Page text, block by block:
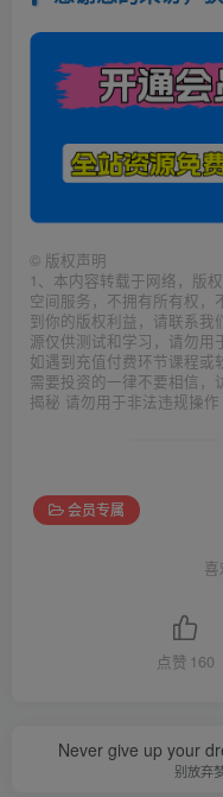
© 版权声明
1、本内容转载于网络，版
空间服务，不拥有所有权，
到你的版权利益，请联系我
源仅供测试和学习，请勿用
如遇到充值付费环节课程
需要投资的一律不要相信，
揭秘 请勿用于非法违规操
会员专属
点赞 160
Never give up your
别放弃